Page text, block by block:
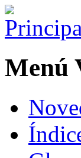
Menú